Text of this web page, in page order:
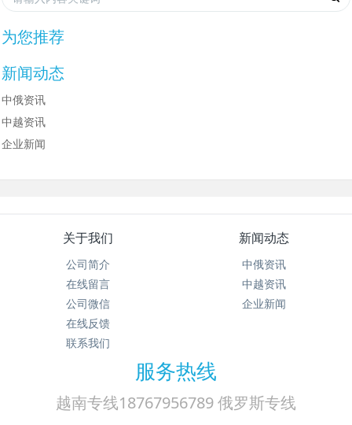
为您推荐
新闻动态
中俄资讯
中越资讯
企业新闻
关于我们
公司简介
在线留言
公司微信
在线反馈
联系我们
新闻动态
中俄资讯
中越资讯
企业新闻
服务热线
越南专线18767956789 俄罗斯专线